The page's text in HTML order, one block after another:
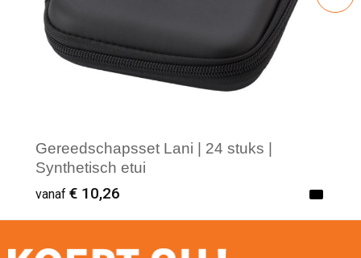
Gereedschapsset Lani | 24 stuks |
Synthetisch etui
vanaf € 10,26